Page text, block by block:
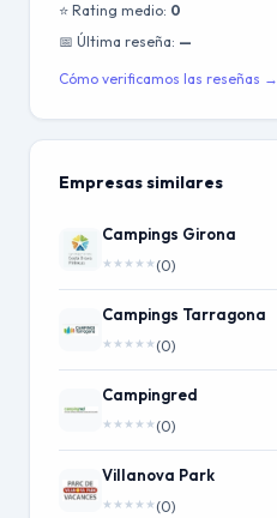
⭐ Rating medio: 0
📅 Última reseña: —
Cómo verificamos las reseñas →
Empresas similares
Campings Girona
★ ★ ★ ★ ★ (0)
Campings Tarragona
★ ★ ★ ★ ★ (0)
Campingred
★ ★ ★ ★ ★ (0)
Villanova Park
★ ★ ★ ★ ★ (0)